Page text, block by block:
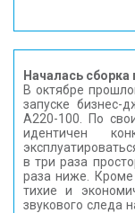
Началась сборка
В октябре
запуске
А220-100. По
идентичен
в три раза
раза ниже.
тихие и
звукового следа